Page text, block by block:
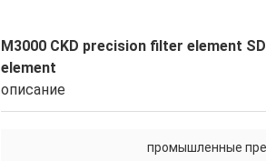
M3000 CKD precision filter element
element
описание
промышленные